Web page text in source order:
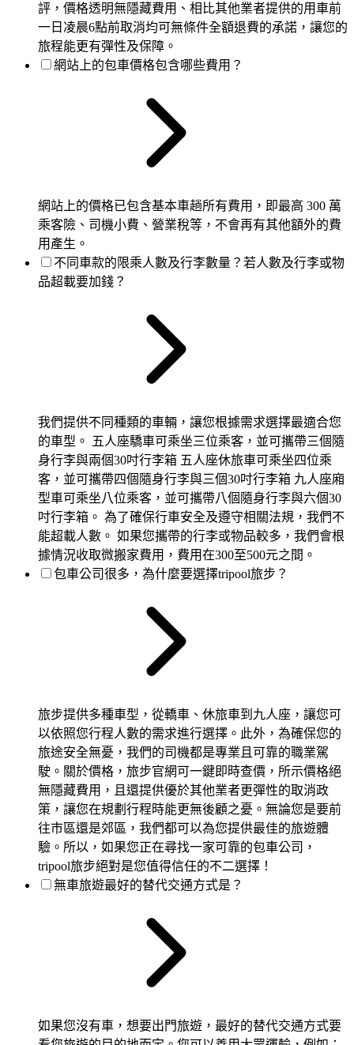
評，價格透明無隱藏費用、相比其他業者提供的用車前
一日凌晨6點前取消均可無條件全額退費的承諾，讓您的
旅程能更有彈性及保障。
網站上的包車價格包含哪些費用？
網站上的價格已包含基本車趟所有費用，即最高 300 萬
乘客險、司機小費、營業稅等，不會再有其他額外的費
用產生。
不同車款的限乘人數及行李數量？若人數及行李或物
品超載要加錢？
我們提供不同種類的車輛，讓您根據需求選擇最適合您
的車型。 五人座驕車可乘坐三位乘客，並可攜帶三個隨
身行李與兩個30吋行李箱 五人座休旅車可乘坐四位乘
客，並可攜帶四個隨身行李與三個30吋行李箱 九人座廂
型車可乘坐八位乘客，並可攜帶八個隨身行李與六個30
吋行李箱。 為了確保行車安全及遵守相關法規，我們不
能超載人數。 如果您攜帶的行李或物品較多，我們會根
據情況收取微搬家費用，費用在300至500元之間。
包車公司很多，為什麼要選擇tripool旅步？
旅步提供多種車型，從轎車、休旅車到九人座，讓您可
以依照您行程人數的需求進行選擇。此外，為確保您的
旅途安全無憂，我們的司機都是專業且可靠的職業駕
駛。關於價格，旅步官網可一鍵即時查價，所示價格絕
無隱藏費用，且還提供優於其他業者更彈性的取消政
策，讓您在規劃行程時能更無後顧之憂。無論您是要前
往市區還是郊區，我們都可以為您提供最佳的旅遊體
驗。所以，如果您正在尋找一家可靠的包車公司，
tripool旅步絕對是您值得信任的不二選擇！
無車旅遊最好的替代交通方式是？
如果您沒有車，想要出門旅遊，最好的替代交通方式要